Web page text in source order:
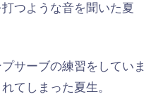
つような音を聞いた夏
サーブの練習をしていま
てしまった夏生。